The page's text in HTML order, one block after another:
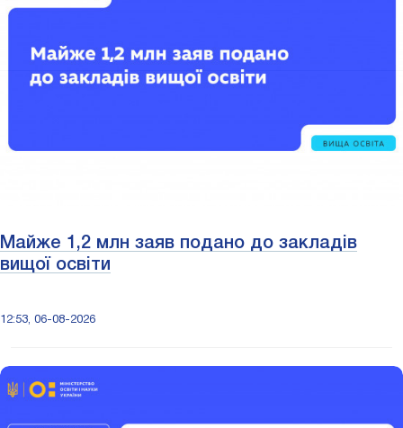
Майже 1,2 млн заяв подано до закладів
вищої освіти
12:53, 06-08-2026